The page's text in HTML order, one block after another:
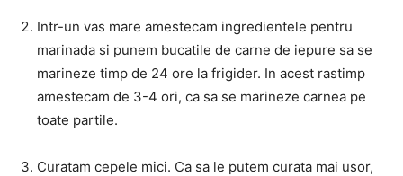
Intr-un vas mare amestecam ingredientele pentru
marinada si punem bucatile de carne de iepure sa se
marineze timp de 24 ore la frigider. In acest rastimp
amestecam de 3-4 ori, ca sa se marineze carnea pe
toate partile.
Curatam cepele mici. Ca sa le putem curata mai usor,